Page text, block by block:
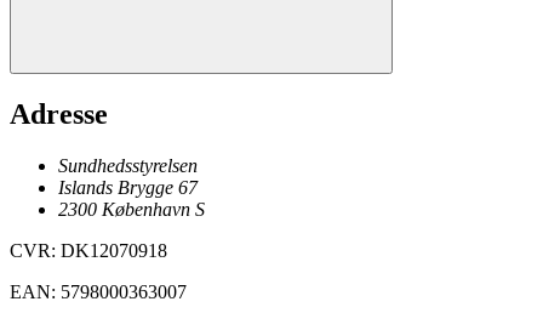
Adresse
Sundhedsstyrelsen
Islands Brygge 67
2300 København S
CVR: DK12070918
EAN: 5798000363007